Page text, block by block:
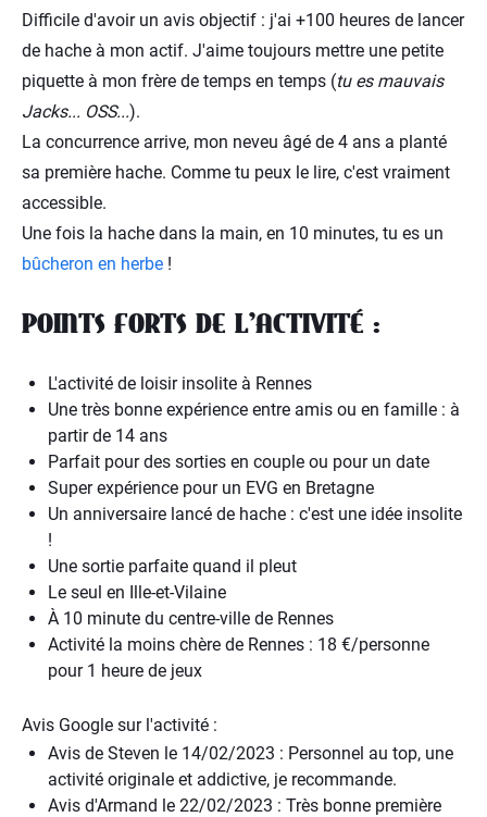
Difficile d'avoir un avis objectif : j'ai +100 heures de lancer
de hache à mon actif. J'aime toujours mettre une petite
piquette à mon frère de temps en temps (tu es mauvais
Jacks... OSS...).
La concurrence arrive, mon neveu âgé de 4 ans a planté
sa première hache. Comme tu peux le lire, c'est vraiment
accessible.
Une fois la hache dans la main, en 10 minutes, tu es un
bûcheron en herbe !
POINTS FORTS DE L’ACTIVITÉ :
L'activité de loisir insolite à Rennes
Une très bonne expérience entre amis ou en famille : à
partir de 14 ans
Parfait pour des sorties en couple ou pour un date
Super expérience pour un EVG en Bretagne
Un anniversaire lancé de hache : c'est une idée insolite
!
Une sortie parfaite quand il pleut
Le seul en Ille-et-Vilaine
À 10 minute du centre-ville de Rennes
Activité la moins chère de Rennes : 18 €/personne
pour 1 heure de jeux
Avis Google sur l'activité :
Avis de Steven le 14/02/2023 : Personnel au top, une
activité originale et addictive, je recommande.
Avis d'Armand le 22/02/2023 : Très bonne première